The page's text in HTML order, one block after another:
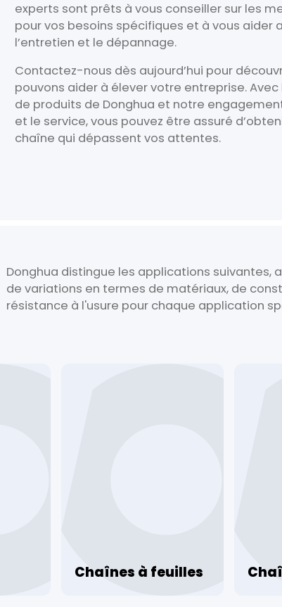
experts sont prêts à vous conseiller sur les
pour vos besoins spécifiques et à vous aider
l’entretien et le dépannage.
Contactez-nous dès aujourd’hui pour
pouvons aider à élever votre entreprise.
de produits de Donghua et notre
et le service, vous pouvez être assuré
chaîne qui dépassent vos attentes.
Donghua distingue les applications suivantes,
de variations en termes de matériaux, de
résistance à l'usure pour chaque application
Chaînes à feuilles